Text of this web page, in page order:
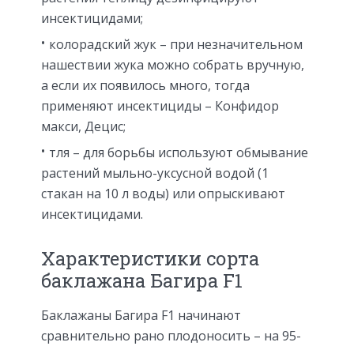
инсектицидами;
колорадский жук – при незначительном
нашествии жука можно собрать вручную,
а если их появилось много, тогда
применяют инсектициды – Конфидор
макси, Децис;
тля – для борьбы используют обмывание
растений мыльно-уксусной водой (1
стакан на 10 л воды) или опрыскивают
инсектицидами.
Характеристики сорта
баклажана Багира F1
Баклажаны Багира F1 начинают
сравнительно рано плодоносить – на 95-